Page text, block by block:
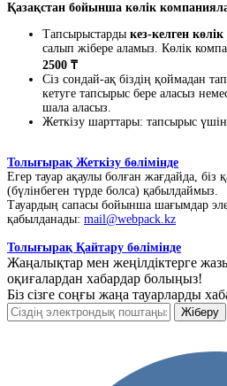
Қазақстан бойынша көлік
Тапсырыстарды кез-келген
салып жібере аламыз. Көлік
2500 ₸
Сіз сондай-ақ біздің қоймадан
кетуге тапсырыс бере аласыз
шала аласыз.
Жеткізу шарттары: тапсырыс үшін
Толығырақ Жеткізу бөлімінде
Егер тауар ақаулы болған жағдайда, біз
(бүлінбеген түрде болса) қабылдаймыз.
Тауардың сапасы бойынша шағымдар
қабылданады: mail@webpack.kz
Толығырақ Қайтару бөлімінде
Жаңалықтар мен жеңілдіктерге
оқиғалардан хабардар болыңыз!
Біз сізге соңғы жаңа тауарларды